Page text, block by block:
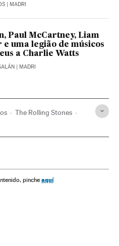
| MADRI
Paul McCartney, Liam
e uma legião de músicos
a Charlie Watts
| MADRI
The Rolling Stones
pinche aquí